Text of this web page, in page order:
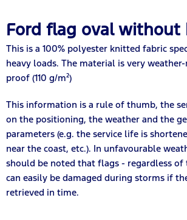
Ford flag oval without
This is a 100% polyester knitted fabric
heavy loads. The material is very
proof (110 g/m²)
This information is a rule of thumb, the
on the positioning, the weather and the
parameters (e.g. the service life is
near the coast, etc.). In unfavourable
should be noted that flags - regardless
can easily be damaged during storms if
retrieved in time.